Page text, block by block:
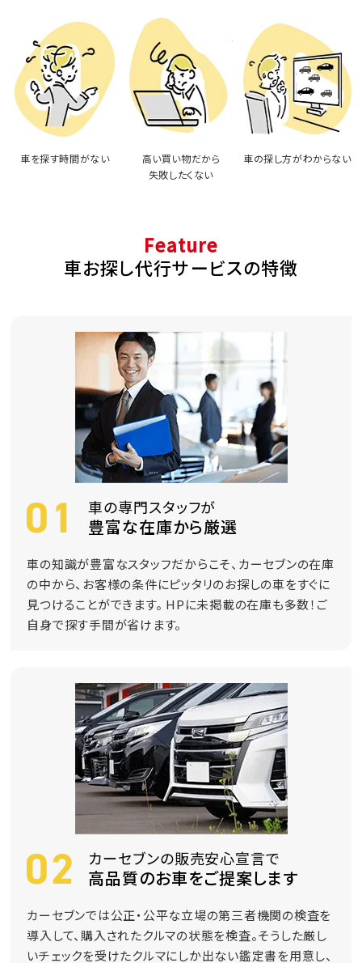
車を探す時間がない
高い買い物だから
失敗したくない
車の探し方がわからない
Feature
車お探し代行サービスの特徴
車の専門スタッフが
豊富な在庫から厳選
車の知識が豊富なスタッフだからこそ、カーセブンの在庫
の中から、お客様の条件にピッタリのお探しの車をすぐに
見つけることができます。 HPに未掲載の在庫も多数！ご
自身で探す手間が省けます。
カーセブンの販売安心宣言で
高品質のお車をご提案します
カーセブンでは公正・公平な立場の第三者機関の検査を
導入して、購入されたクルマの状態を検査。そうした厳し
いチェックを受けたクルマにしか出ない鑑定書を用意し、